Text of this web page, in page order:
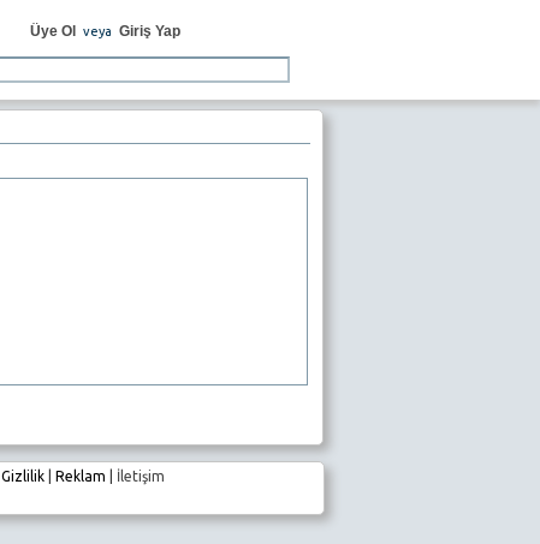
Üye Ol veya Giriş Yap
Gizlilik| Reklam
İletişim